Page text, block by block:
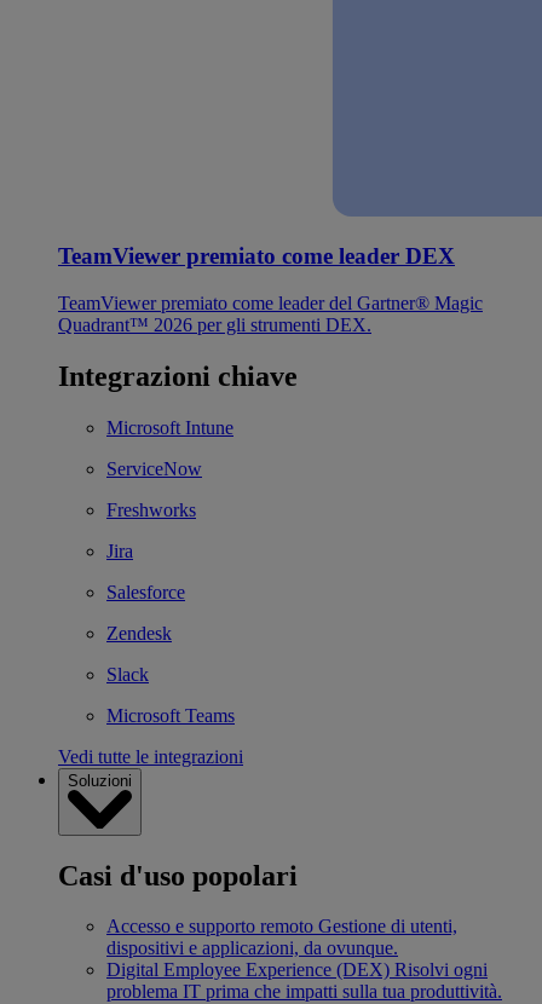
TeamViewer premiato come leader DEX
TeamViewer premiato come leader del Gartner® Magic
Quadrant™ 2026 per gli strumenti DEX.
Integrazioni chiave
Microsoft Intune
ServiceNow
Freshworks
Jira
Salesforce
Zendesk
Slack
Microsoft Teams
Vedi tutte le integrazioni
Soluzioni
Casi d'uso popolari
Accesso e supporto remoto Gestione di utenti,
dispositivi e applicazioni, da ovunque.
Digital Employee Experience (DEX) Risolvi ogni
problema IT prima che impatti sulla tua produttività.